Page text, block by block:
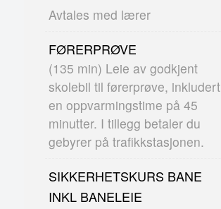
Avtales med lærer
FØRERPRØVE
(135 min) Leie av godkjent
skolebil til førerprøve, inkludert
en oppvarmingstime på 45
minutter. I tillegg betaler du
gebyrer på trafikkstasjonen.
SIKKERHETSKURS BANE
INKL BANELEIE